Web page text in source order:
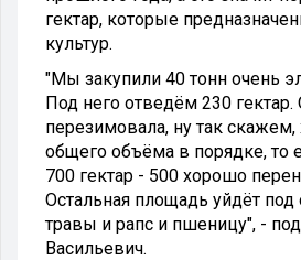
гектар, которые
культур.
"Мы закупили 40 тонн очень
Под него отведём 230
перезимовала, ну так скажем,
общего объёма в порядке, то
700 гектар - 500 хорошо
Остальная площадь уйдёт под
травы и рапс и пшеницу", -
Васильевич.